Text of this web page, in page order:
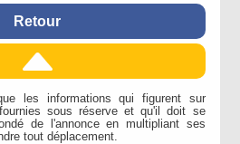
Retour
les informations qui figurent sur
sous réserve et qu'il doit se
de l'annonce en multipliant ses
tout déplacement.